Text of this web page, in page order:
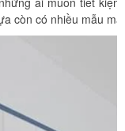
còn có nhiều mẫu